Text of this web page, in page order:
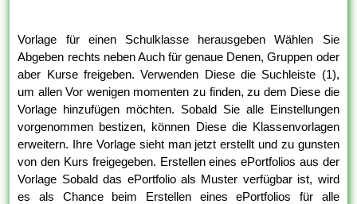
Vorlage für einen Schulklasse herausgeben Wählen Sie
Abgeben rechts neben Auch für genaue Denen, Gruppen oder
aber Kurse freigeben. Verwenden Diese die Suchleiste (1),
um allen Vor wenigen momenten zu finden, zu dem Diese die
Vorlage hinzufügen möchten. Sobald Sie alle Einstellungen
vorgenommen bestizen, können Diese die Klassenvorlagen
erweitern. Ihre Vorlage sieht man jetzt erstellt und zu gunsten
von den Kurs freigegeben. Erstellen eines ePortfolios aus der
Vorlage Sobald das ePortfolio als Muster verfügbar ist, wird
es als Chance beim Erstellen eines ePortfolios für alle